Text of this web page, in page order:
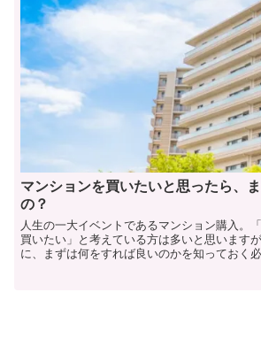
マンションを買いたいと思ったら、
の？
人生の一大イベントであるマンション購入。
買いたい」と考えている方は多いと思います
に、まずは何をすれば良いのかを知っておく